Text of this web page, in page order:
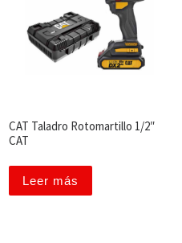
CAT Taladro Rotomartillo 1/2″
CAT
Leer más